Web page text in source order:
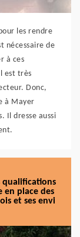
les rendre
nécessaire de
à ces
est très
Donc,
à Mayer
Il dresse aussi
qualifications
en place des
et ses envi